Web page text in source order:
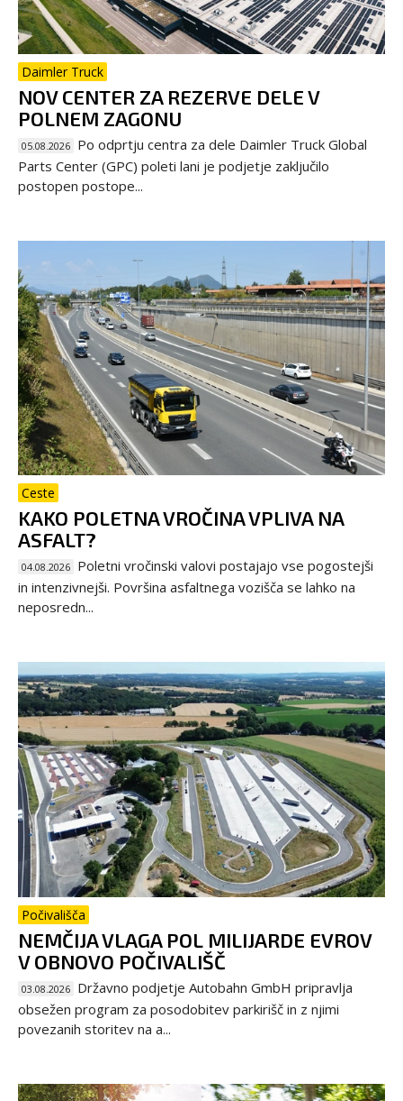
Daimler Truck
NOV CENTER ZA REZERVE DELE V
POLNEM ZAGONU
05.08.2026 Po odprtju centra za dele Daimler Truck Global
Parts Center (GPC) poleti lani je podjetje zaključilo
postopen postope...
Ceste
KAKO POLETNA VROČINA VPLIVA NA
ASFALT?
04.08.2026 Poletni vročinski valovi postajajo vse pogostejši
in intenzivnejši. Površina asfaltnega vozišča se lahko na
neposredn...
Počivališča
NEMČIJA VLAGA POL MILIJARDE EVROV
V OBNOVO POČIVALIŠČ
03.08.2026 Državno podjetje Autobahn GmbH pripravlja
obsežen program za posodobitev parkirišč in z njimi
povezanih storitev na a...